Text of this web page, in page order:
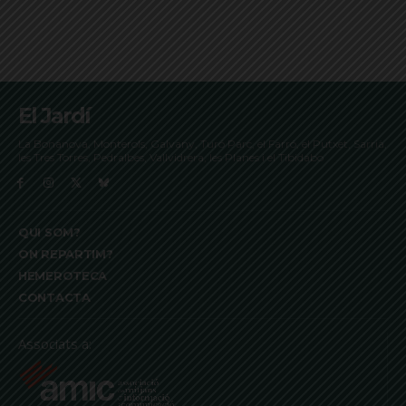
El Jardí
La Bonanova, Monterols, Galvany, Turó Parc, el Farró, el Putxet, Sarrià,
les Tres Torres, Pedralbes, Vallvidrera, les Planes i el Tibidabo
QUI SOM?
ON REPARTIM?
HEMEROTECA
CONTACTA
Associats a: